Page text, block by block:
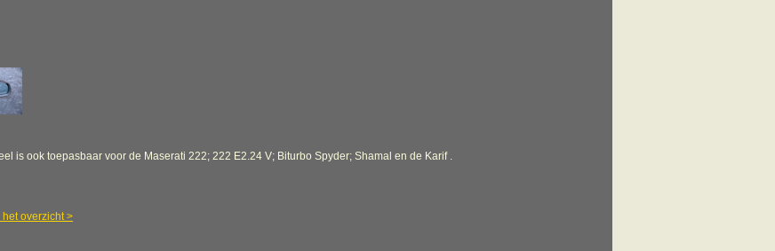
is ook toepasbaar voor de Maserati 222; 222 E2.24 V; Biturbo Spyder; Shamal en de Karif .
overzicht >